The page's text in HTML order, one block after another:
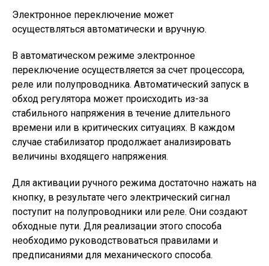
Электронное переключение может
осуществляться автоматически и вручную.
В автоматическом режиме электронное
переключение осуществляется за счет процессора,
реле или полупроводника. Автоматический запуск в
обход регулятора может происходить из-за
стабильного напряжения в течение длительного
времени или в критических ситуациях. В каждом
случае стабилизатор продолжает анализировать
величины входящего напряжения.
Для активации ручного режима достаточно нажать на
кнопку, в результате чего электрический сигнал
поступит на полупроводники или реле. Они создают
обходные пути. Для реализации этого способа
необходимо руководствоваться правилами и
предписаниями для механического способа.